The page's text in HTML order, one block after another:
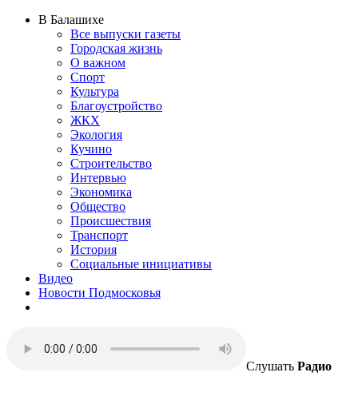
В Балашихе
Все выпуски газеты
Городская жизнь
О важном
Спорт
Культура
Благоустройство
ЖКХ
Экология
Кучино
Строительство
Интервью
Экономика
Общество
Происшествия
Транспорт
История
Социальные инициативы
Видео
Новости Подмосковья
Слушать Радио